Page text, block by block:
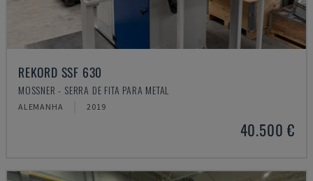
REKORD SSF 630
MOSSNER - SERRA DE FITA PARA METAL
ALEMANHA 2019
40.500 €